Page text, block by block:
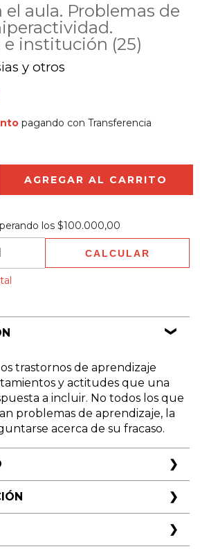
el aula. Problemas de
institución (25)
y otros
pagando con Transferencia
CAMBIAR CP
los$100.000,00
CALCULAR
trastornos de aprendizaje
y actitudes que una
a incluir. No todos los que
problemas de aprendizaje, la
acerca de su fracaso.
histórico-cultural de
en el aula y en la clínica con
de aprendizaje.
'con problemas', a los que
son el producto de una historia